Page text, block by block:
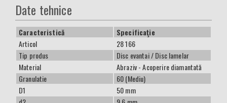
Date tehnice
Caracteristică
Specificaţie
Articol
28 166
Tip produs
Disc evantai / Disc lamelar
Material
Abraziv - Acoperire diamantată
Granulatie
60 (Mediu)
D1
50 mm